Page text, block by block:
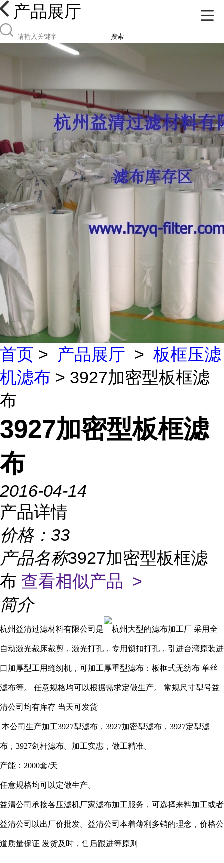
产品展厅
搜索
首页 > 产品展厅 > 板框压滤
机滤布 > 3927加密型板框滤
布
3927加密型板框滤
布
2016-04-14
产品详情
价格： 33
产品名称3927加密型板框滤
布 查看相似产品 >
简介
杭州益清过滤材料有限公司是 杭州大型的滤布加工厂 采用全
自动激光裁床裁剪，激光打孔，专用锁扣打孔，引进台湾原装进
口加厚型工用缝纫机，可加工厚重型滤布：板框式无纺布 单丝
滤布等。 任意规格均可以根据需求定做生产。 常规尺寸型号益
清公司均有库存 当天可发货
本公司生产加工3927型滤布，3927加密型滤布，3927定型滤
布，3927剑杆滤布。加工实惠，做工精准。
产能： 2000套/天
任意规格均可以定做生产。
益清公司承接各压滤机厂家滤布加工服务，可选择来料加工或者
益清公司以出厂价批发。益清公司本着薄利多销的理念，价格公
道质量保证 发货及时，售后跟进等原则